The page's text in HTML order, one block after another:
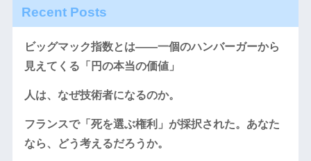
Recent Posts
ビッグマック指数とは――一個のハンバーガーから
見えてくる「円の本当の価値」
人は、なぜ技術者になるのか。
フランスで「死を選ぶ権利」が採択された。あなた
なら、どう考えるだろうか。